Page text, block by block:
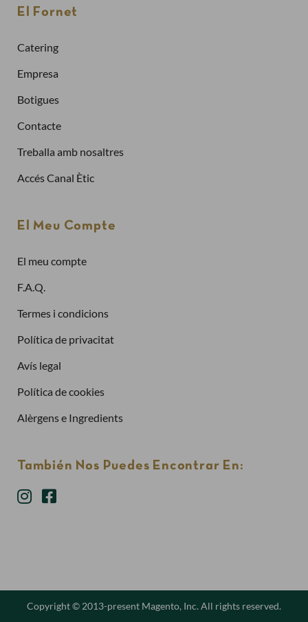
El Fornet
Catering
Empresa
Botigues
Contacte
Treballa amb nosaltres
Accés Canal Ètic
El Meu Compte
El meu compte
F.A.Q.
Termes i condicions
Política de privacitat
Avís legal
Política de cookies
Alèrgens e Ingredients
También Nos Puedes Encontrar En:
Copyright © 2013-present Magento, Inc. All rights reserved.
Comprar més ràpidament
Ja tinc compte
Has oblidat la contrasenya?